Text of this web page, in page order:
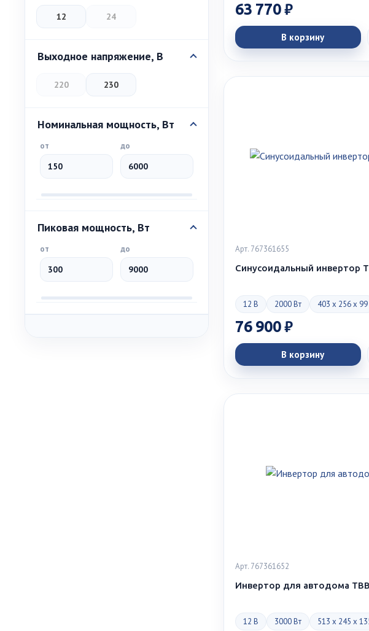
12 24
Выходное напряжение, В
220 230
Номинальная мощность, Вт
от до
Пиковая мощность, Вт
от до
63 770 ₽
В корзину
Арт. 767361655
Синусоидальный инвертор
12 В 2000 Вт 403 x 256 x 99
76 900 ₽
В корзину
Арт. 767361652
Инвертор для автодома
12 В 3000 Вт 513 x 245 x